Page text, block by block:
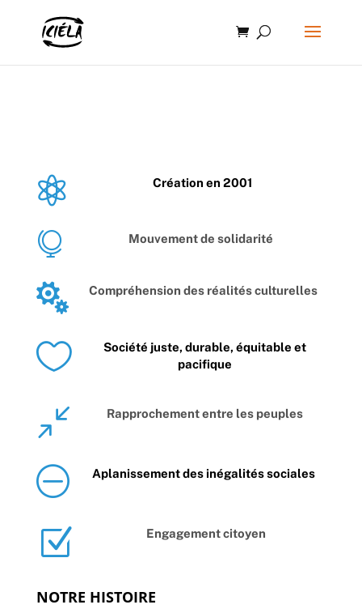
 Création en 2001
 Mouvement de solidarité
 Compréhension des réalités culturelles

Société juste, durable, équitable et
pacifique
/ Rapprochement entre les peuples
O Aplanissement des inégalités sociales
Z Engagement citoyen
NOTRE HISTOIRE